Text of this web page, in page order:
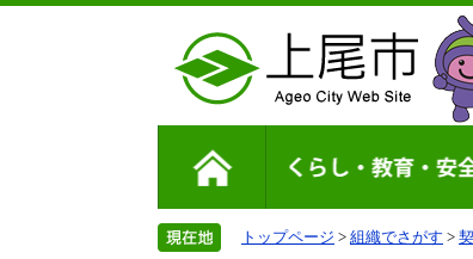
トップページ > 組織でさがす >